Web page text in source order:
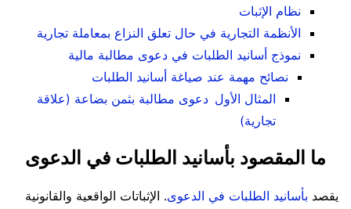
نظام الإثبات
الأنظمة التجارية في حال تعلق النزاع بمعاملة تجارية
نموذج أسانيد الطلبات في دعوى مطالبة مالية
نصائح مهمة عند صياغة أسانيد الطلبات
المثال الأول دعوى مطالبة بثمن بضاعة (علاقة
تجارية)
ما المقصود بأسانيد الطلبات في الدعوى
يقصد بأسانيد الطلبات في الدعوى. الإثباتات الواقعية والقانونية